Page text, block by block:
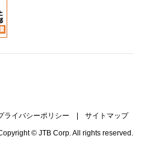
ライバシーポリシー サイトマップ
© JTB Corp. All rights reserved.